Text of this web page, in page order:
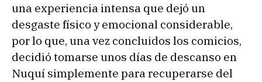
una experiencia intensa que dejó un
desgaste físico y emocional considerable,
por lo que, una vez concluidos los comicios,
decidió tomarse unos días de descanso en
Nuquí simplemente para recuperarse del